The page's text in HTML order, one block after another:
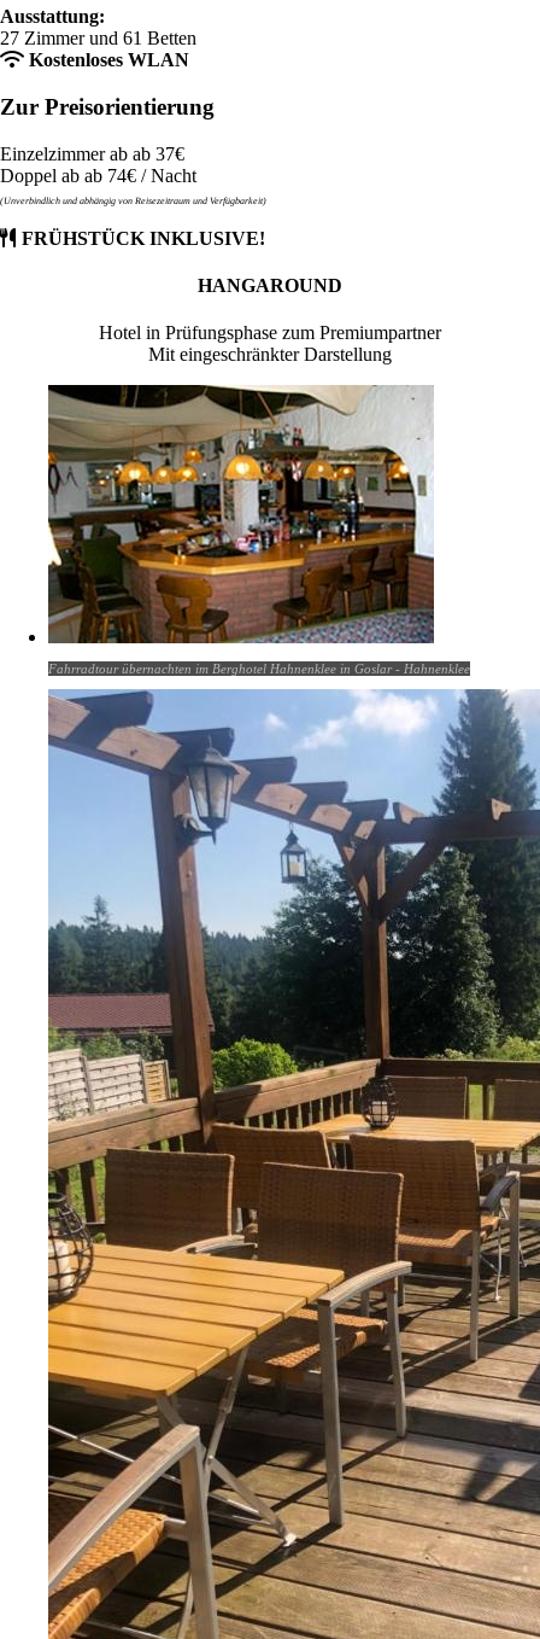
Ausstattung:
27 Zimmer und 61 Betten
Kostenloses WLAN
Zur Preisorientierung
Einzelzimmer ab ab 37€
Doppel ab ab 74€ / Nacht
(Unverbindlich und abhängig von Reisezeitraum und Verfügbarkeit)
FRÜHSTÜCK INKLUSIVE!
HANGAROUND
Hotel in Prüfungsphase zum Premiumpartner
Mit eingeschränkter Darstellung
Fahrradtour übernachten im Berghotel Hahnenklee in Goslar - Hahnenklee